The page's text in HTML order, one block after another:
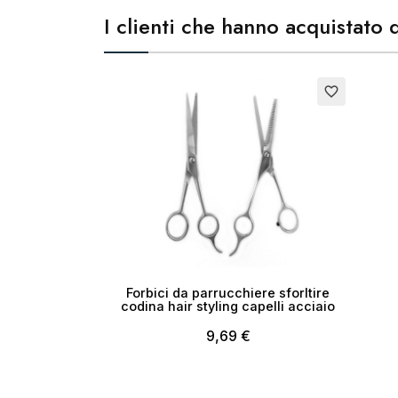
I clienti che hanno acquistato
favorite_border
Forbici da parrucchiere sforltire
codina hair styling capelli acciaio
9,69 €